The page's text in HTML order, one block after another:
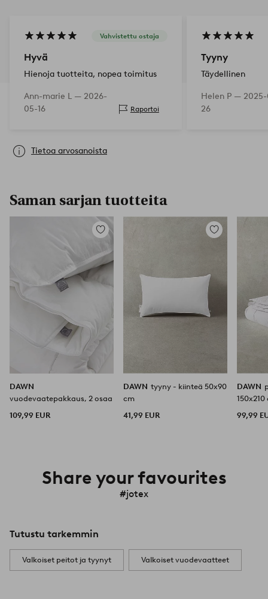
Vahvistettu ostaja
Hyvä
Hienoja tuotteita, nopea toimitus
Ann-marie L — 2026-
05-16
Raportoi
Tyyny
Täydellinen
Helen P —
26
Tietoa arvosanoista
Saman sarjan tuotteita
Lisää
DAWN
vuodevaatepakkaus, 2 osaa
109,99 EUR
Lisää
DAWN tyyny - kiinteä 50x90
cm
41,99 EUR
DAWN
150x210
99,99
Share your favourites
#jotex
Tutustu tarkemmin
Valkoiset peitot ja tyynyt Valkoiset vuodevaatteet